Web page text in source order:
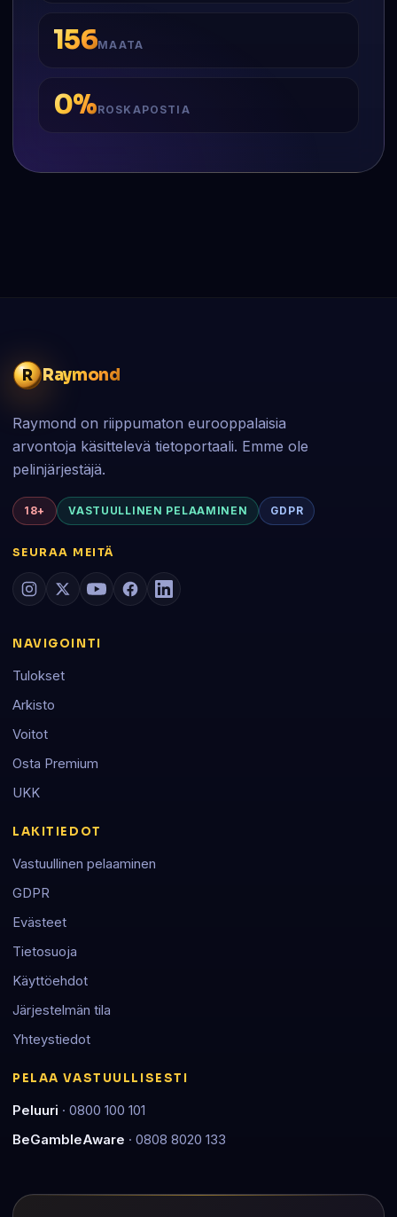
156MAATA
0% ROSKAPOSTIA
R Raymond
Raymond on riippumaton eurooppalaisia
arvontoja käsittelevä tietoportaali. Emme ole
pelinjärjestäjä.
18+ VASTUULLINEN PELAAMINEN GDPR
SEURAA MEITÄ
NAVIGOINTI
Tulokset
Arkisto
Voitot
Osta Premium
UKK
LAKITIEDOT
Vastuullinen pelaaminen
GDPR
Evästeet
Tietosuoja
Käyttöehdot
Järjestelmän tila
Yhteystiedot
PELAA VASTUULLISESTI
Peluuri · 0800 100 101
BeGambleAware · 0808 8020 133